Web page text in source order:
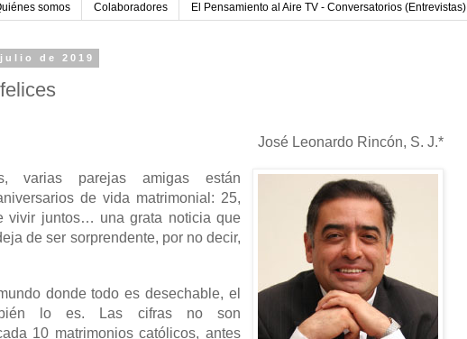
somos Colaboradores El Pensamiento al Aire TV - Conversatorios (Entrevistas)
de 2019
José Leonardo Rincón, S. J.*
varias parejas amigas están
de vida matrimonial: 25,
vivir juntos… una grata noticia que
de ser sorprendente, por no decir,
donde todo es desechable, el
lo es. Las cifras no son
10 matrimonios católicos, antes